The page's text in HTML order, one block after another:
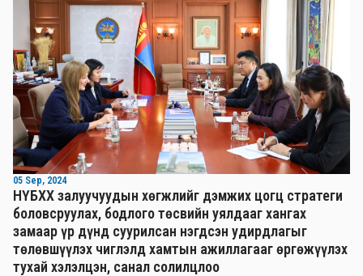
05 Sep, 2024
НҮБХХ залуучуудын хөгжлийг дэмжих цогц стратеги
боловсруулах, бодлого төсвийн уялдааг хангах
замаар үр дүнд суурилсан нэгдсэн удирдлагыг
төлөвшүүлэх чиглэлд хамтын ажиллагааг өргөжүүлэх
тухай хэлэлцэн, санал солилцлоо